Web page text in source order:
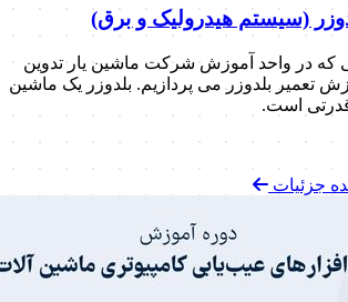
(سیستم هیدرولیک و برق)
که در واحد آموزش شرکت ماشین یار تدوین
تعمیر بلدوزر می پردازیم. بلدوزر یک ماشین
است.
جزئیات